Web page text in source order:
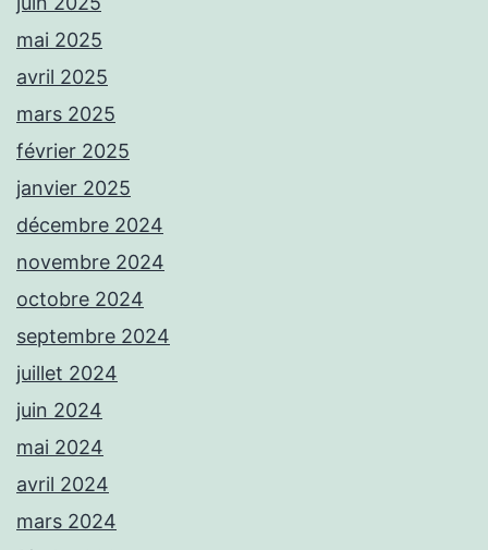
mai 2025
avril 2025
mars 2025
février 2025
janvier 2025
décembre 2024
novembre 2024
octobre 2024
septembre 2024
juillet 2024
juin 2024
mai 2024
avril 2024
mars 2024